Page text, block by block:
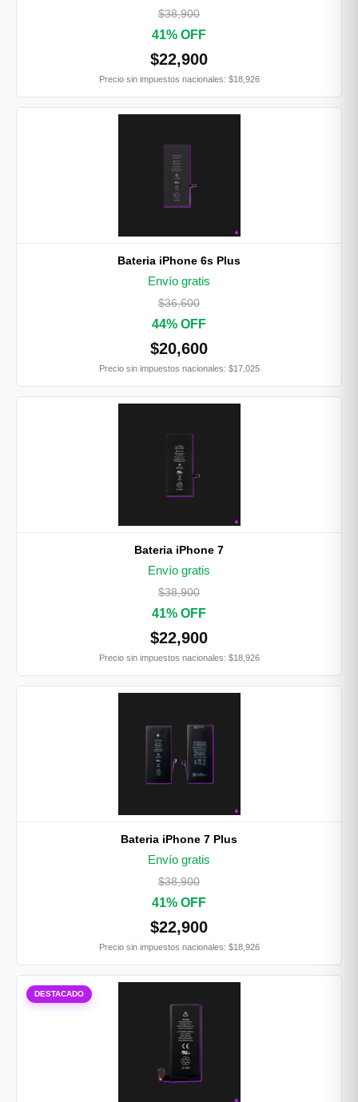
$38,900
41% OFF
$22,900
Precio sin impuestos nacionales: $18,926
Bateria iPhone 6s Plus
Envío gratis
$36,600
44% OFF
$20,600
Precio sin impuestos nacionales: $17,025
Bateria iPhone 7
Envío gratis
$38,900
41% OFF
$22,900
Precio sin impuestos nacionales: $18,926
Bateria iPhone 7 Plus
Envío gratis
$38,900
41% OFF
$22,900
Precio sin impuestos nacionales: $18,926
DESTACADO